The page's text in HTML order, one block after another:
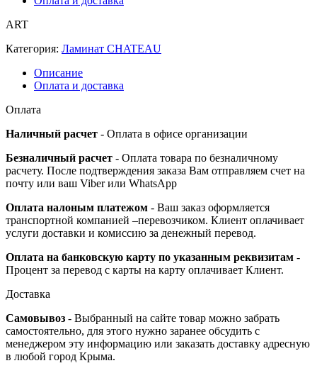
ART
Категория: Ламинат CHATEAU
Описание
Оплата и доставка
Оплата
Наличный расчет - Оплата в офисе организации
Безналичный расчет - Оплата товара по безналичному
расчету. После подтверждения заказа Вам отправляем счет на
почту или ваш Viber или WhatsApp
Оплата налоным платежом - Ваш заказ оформляется
транспортной компанией –перевозчиком. Клиент оплачивает
услуги доставки и комиссию за денежный перевод.
Оплата на банковскую карту по указанным реквизитам -
Процент за перевод с карты на карту оплачивает Клиент.
Доставка
Самовывоз - Выбранный на сайте товар можно забрать
самостоятельно, для этого нужно заранее обсудить с
менеджером эту информацию или заказать доставку адресную
в любой город Крыма.